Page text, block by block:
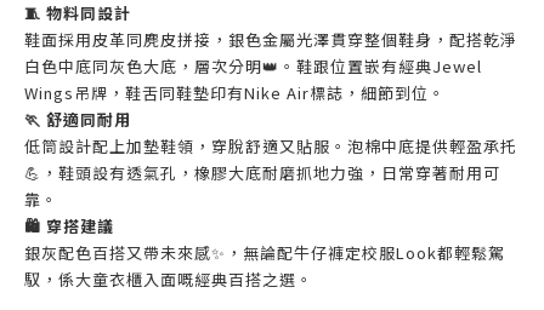
🧵 物料同設計
鞋面採用皮革同麂皮拼接，銀色金屬光澤貫穿整個鞋身， 配搭乾淨
白色中底同灰色大底，層次分明👑。 鞋跟位置嵌有經典Jewel
Wings吊牌，鞋舌同鞋墊印有Nike Air標誌，細節到位。
🏃 舒適同耐用
低筒設計配上加墊鞋領，穿脫舒適又貼服。泡棉中底提供輕盈承托
💪， 鞋頭設有透氣孔，橡膠大底耐磨抓地力強 ，日常穿著耐用可
靠。
🛍️ 穿搭建議
銀灰配色百搭又帶未來感✨，無論配牛仔褲定校服Look都輕鬆駕
馭， 係大童衣櫃入面嘅經典百搭之選。